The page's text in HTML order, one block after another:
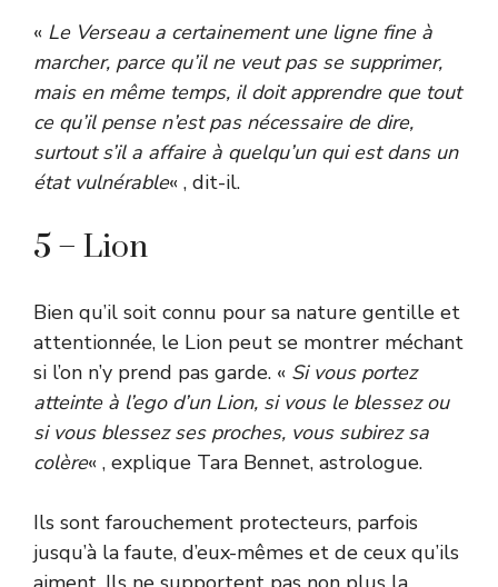
« Le Verseau a certainement une ligne fine à
marcher, parce qu’il ne veut pas se supprimer,
mais en même temps, il doit apprendre que tout
ce qu’il pense n’est pas nécessaire de dire,
surtout s’il a affaire à quelqu’un qui est dans un
état vulnérable« , dit-il.
5 – Lion
Bien qu’il soit connu pour sa nature gentille et
attentionnée, le Lion peut se montrer méchant
si l’on n’y prend pas garde. « Si vous portez
atteinte à l’ego d’un Lion, si vous le blessez ou
si vous blessez ses proches, vous subirez sa
colère« , explique Tara Bennet, astrologue.
Ils sont farouchement protecteurs, parfois
jusqu’à la faute, d’eux-mêmes et de ceux qu’ils